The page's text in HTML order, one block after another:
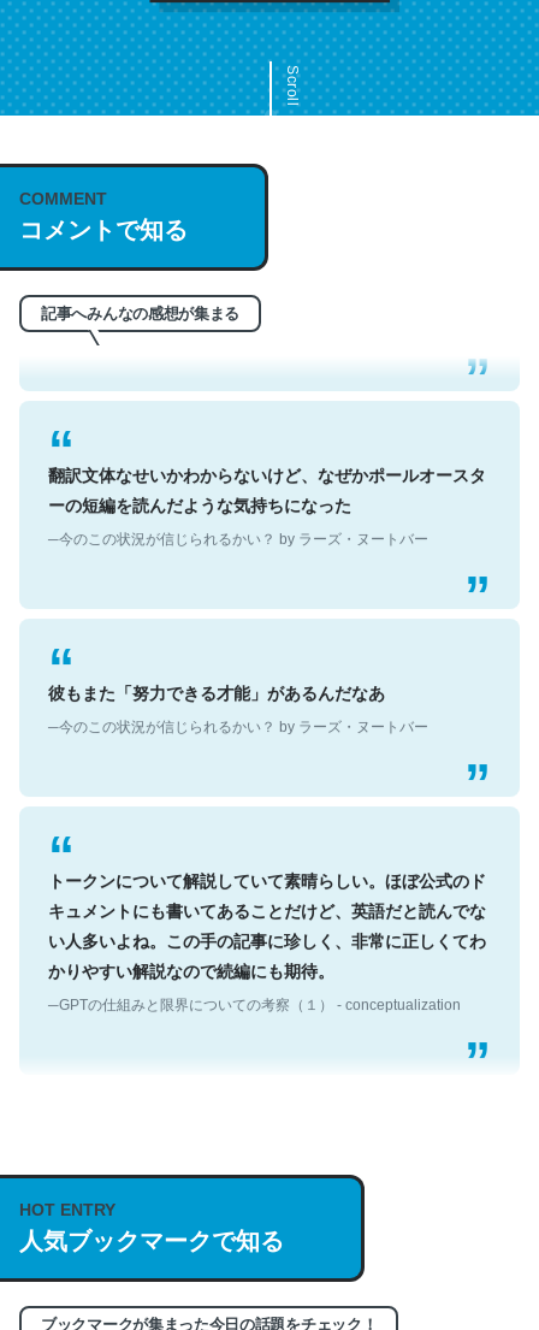
Scroll
COMMENT
コメントで知る
記事へみんなの感想が集まる
これは名文。彼はとてもクレバーなんだろうなと凄く思
う。英語少しでも読める人は原文もお勧め。自分はこの流
れ好き。Let’s Fucking Go. Then Covid hit. Shit.
─今のこの状況が信じられるかい？ by ラーズ・ヌートバー
翻訳文体なせいかわからないけど、なぜかポールオースタ
ーの短編を読んだような気持ちになった
彼もまた「努力できる才能」があるんだなあ
トークンについて解説していて素晴らしい。ほぼ公式のド
キュメントにも書いてあることだけど、英語だと読んでな
い人多いよね。この手の記事に珍しく、非常に正しくてわ
かりやすい解説なので続編にも期待。
説してる記事が少ないので貴重な良記事。/続編来た
https://isobe324649.hatenablog.com/entry/2023/03/27
/064121
─GPTの仕組みと限界についての考察（１） - conceptualization
HOT ENTRY
人気ブックマークで知る
ブックマークが集まった今日の話題をチェック！